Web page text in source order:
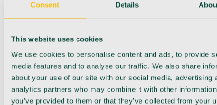
Consent Details
This website uses cookies
We use cookies to personalise content and ads, to provide
media features and to analyse our traffic. We also share
about your use of our site with our social media, advertising
analytics partners who may combine it with other
you’ve provided to them or that they’ve collected from your